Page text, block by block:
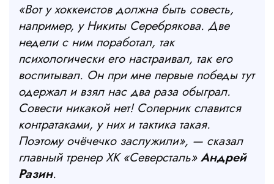
«Вот у хоккеистов должна быть совесть,
например, у Никиты Серебрякова. Две
недели с ним поработал, так
психологически его настраивал, так его
воспитывал. Он при мне первые победы тут
одержал и взял нас два раза обыграл.
Совести никакой нет! Соперник славится
контратаками, у них и тактика такая.
Поэтому очёчечко заслужили», — сказал
главный тренер ХК «Северсталь»Андрей
Разин.